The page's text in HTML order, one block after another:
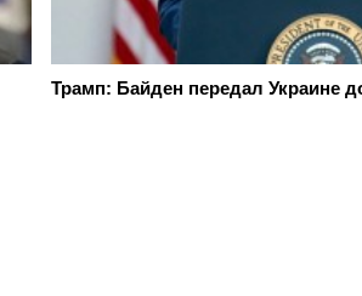
Трамп: Байден передал Украине